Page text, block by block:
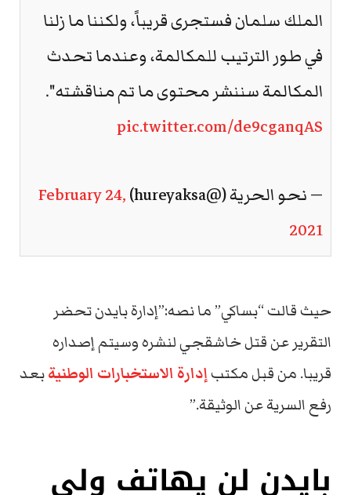
الملك سلمان فستجرى قريباً، ولكننا ما زلنا
في طور الترتيب للمكالمة، وعندما تحدث
المكالمة سننشر محتوى ما تم مناقشته".
pic.twitter.com/de9cganqAS
— نحو الحرية (@hureyaksa)
February 24,
2021
حيث قالت “بساكي” ما نصه:”إدارة بايدن تحضر
التقرير عن قتل خاشقجي لنشره وسيتم إصداره
قريبا. من قبل مكتبإدارة الاستخبارات الوطنيةبعد
رفع السرية عن الوثيقة.”
بايدن لن يهاتف ولي